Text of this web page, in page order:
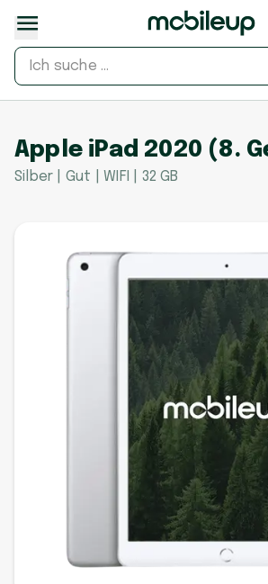
Apple iPad 2020 (8.
Silber | Gut | WIFI | 32 GB